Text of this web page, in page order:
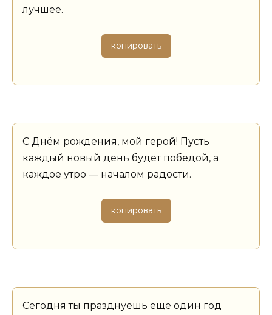
лучшее.
копировать
С Днём рождения, мой герой! Пусть
каждый новый день будет победой, а
каждое утро — началом радости.
копировать
Сегодня ты празднуешь ещё один год